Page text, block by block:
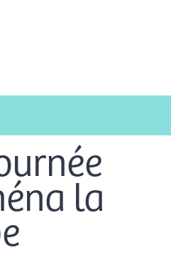
la